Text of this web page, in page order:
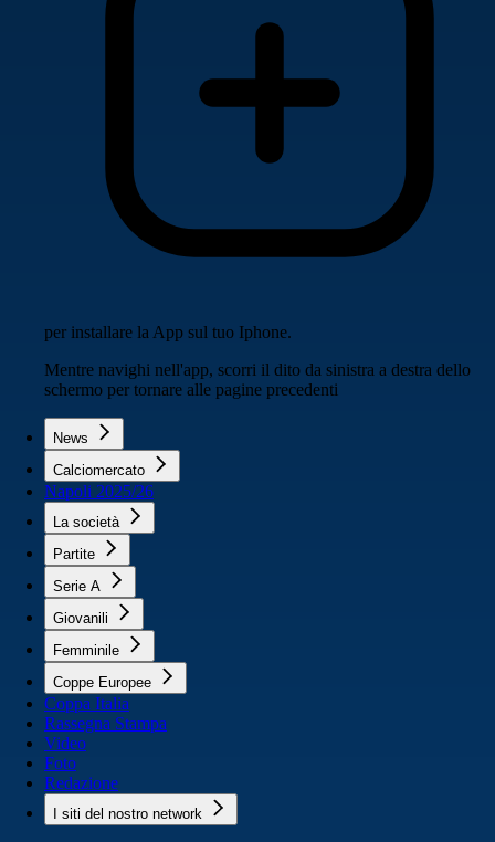
per installare la App sul tuo Iphone.
Mentre navighi nell'app, scorri il dito da sinistra a destra dello
schermo per tornare alle pagine precedenti
News
Calciomercato
Napoli 2025/26
La società
Partite
Serie A
Giovanili
Femminile
Coppe Europee
Coppa Italia
Rassegna Stampa
Video
Foto
Redazione
I siti del nostro network